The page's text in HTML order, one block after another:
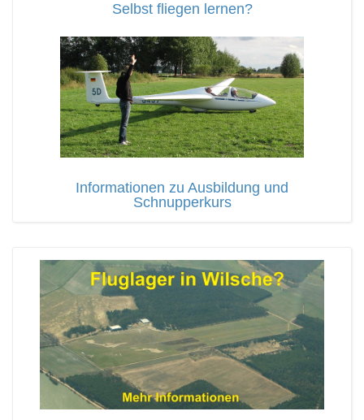
Selbst fliegen lernen?
Informationen zu Ausbildung und
Schnupperkurs